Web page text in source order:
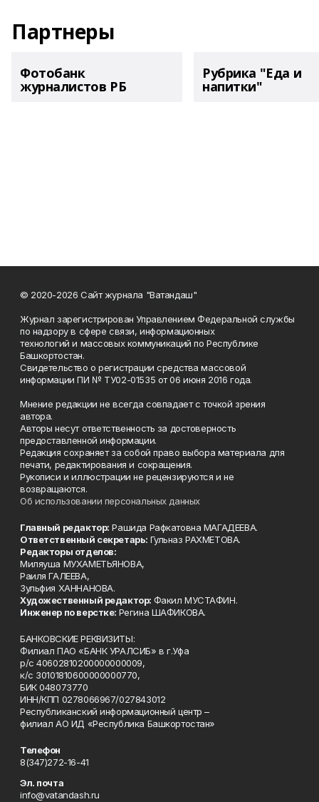
Партнеры
Фотобанк
журналистов РБ
Рубрика "Еда и
напитки"
© 2020-2026 Сайт журнала "Ватандаш"
Журнал зарегистрирован Управлением Федеральной службы
по надзору в сфере связи, информационных
технологий и массовых коммуникаций по Республике
Башкортостан.
Свидетельство о регистрации средства массовой
информации ПИ № ТУ02-01535 от 06 июня 2016 года.
Мнение редакции не всегда совпадает с точкой зрения
автора.
Авторы несут ответственность за достоверность
предоставленной информации.
Редакция сохраняет за собой право выбора материала для
печати, редактирования и сокращения.
Рукописи и иллюстрации не рецензируются и не
возвращаются.
Об использовании персональных данных
Главный редактор: Рашида Рафкатовна МАГАДЕЕВА.
Ответственный секретарь: Гульназ РАХМЕТОВА.
Редакторы отделов:
Миляуша МУХАМЕТЬЯНОВА,
Раиля ГАЛЕЕВА,
Зульфия ХАННАНОВА.
Художественный редактор: Факил МУСТАФИН.
Инженер по верстке: Регина ШАФИКОВА.
БАНКОВСКИЕ РЕКВИЗИТЫ:
Филиал ПАО «БАНК УРАЛСИБ» в г.Уфа
р/с 40602810200000000009,
к/с 30101810600000000770,
БИК 048073770
ИНН/КПП 0278066967/027843012
Республиканский информационный центр –
филиал АО ИД «Республика Башкортостан»
Телефон
8(347)272-16-41
Эл. почта
info@vatandash.ru